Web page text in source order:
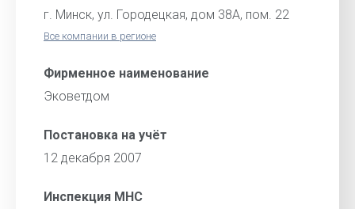
г. Минск, ул. Городецкая, дом 38А, пом. 22
Все компании в регионе
Фирменное наименование
Эковетдом
Постановка на учёт
12 декабря 2007
Инспекция МНС